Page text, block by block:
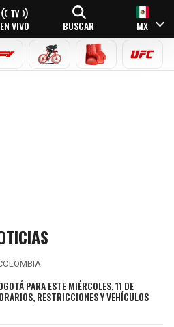
EN VIVO BUSCAR MX
FÓRMULA 1CICLISMOBOXEO UFC
PARA ESTE MIÉRCOLES, 11 DE
RESTRICCIONES Y VEHÍCULOS